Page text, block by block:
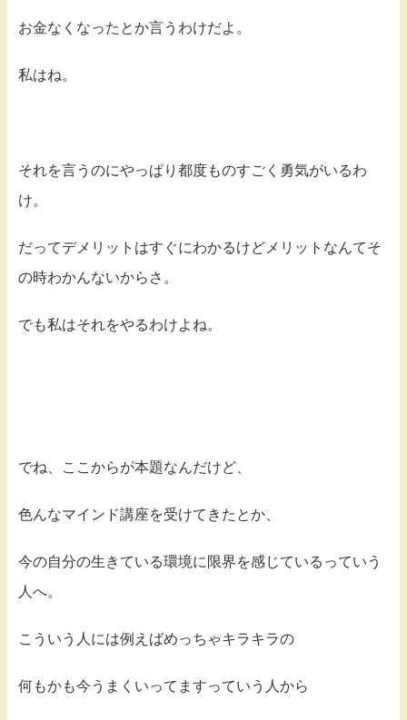
お金なくなったとか言うわけだよ。
私はね。
それを言うのにやっぱり都度ものすごく勇気がいるわ
け。
だってデメリットはすぐにわかるけどメリットなんてそ
の時わかんないからさ。
でも私はそれをやるわけよね。
でね、ここからが本題なんだけど、
色んなマインド講座を受けてきたとか、
今の自分の生きている環境に限界を感じているっていう
人へ。
こういう人には例えばめっちゃキラキラの
何もかも今うまくいってますっていう人から